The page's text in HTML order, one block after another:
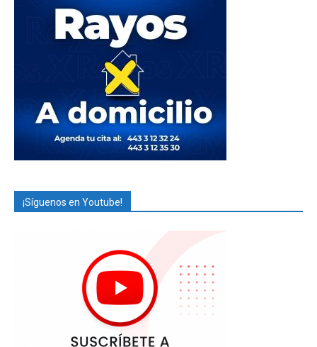
¡Síguenos en Youtube!